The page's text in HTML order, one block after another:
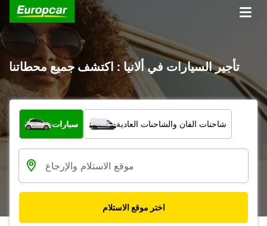
تأجير السيارات في ألانيا : اكتشف جميع محطاتنا
ما نوع المركبة؟
سيارات شاحنات الفان والشاحنات العادية
اختر موقع الاستلام